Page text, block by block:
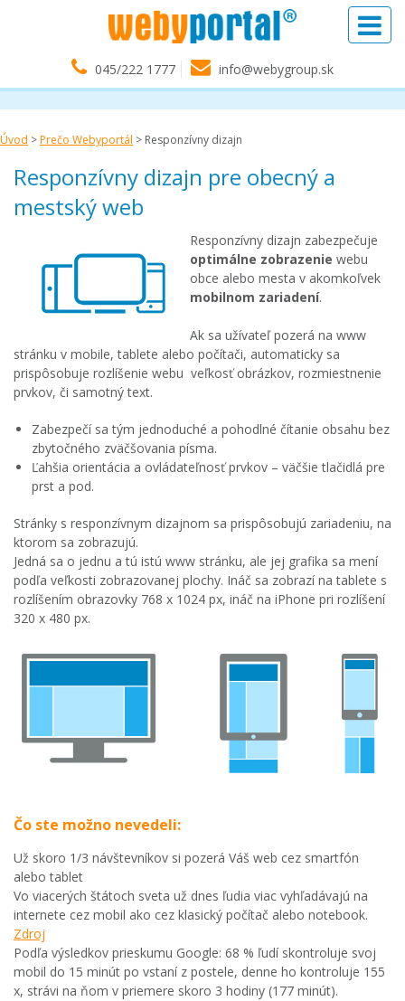
045/222 1777 info@webygroup.sk
Úvod >Prečo Webyportál > Responzívny dizajn
Responzívny dizajn pre obecný a
mestský web
Responzívny dizajn zabezpečuje
optimálne zobrazenie webu
obce alebo mesta v akomkoľvek
mobilnom zariadení.
Ak sa užívateľ pozerá na www
stránku v mobile, tablete alebo počítači, automaticky sa
prispôsobuje rozlíšenie webu veľkosť obrázkov, rozmiestnenie
prvkov, či samotný text.
Zabezpečí sa tým jednoduché a pohodlné čítanie obsahu bez
zbytočného zväčšovania písma.
Ľahšia orientácia a ovládateľnosť prvkov – väčšie tlačidlá pre
prst a pod.
Stránky s responzívnym dizajnom sa prispôsobujú zariadeniu, na
ktorom sa zobrazujú.
Jedná sa o jednu a tú istú www stránku, ale jej grafika sa mení
podľa veľkosti zobrazovanej plochy. Ináč sa zobrazí na tablete s
rozlíšením obrazovky 768 x 1024 px, ináč na iPhone pri rozlíšení
320 x 480 px.
Čo ste možno nevedeli:
Už skoro 1/3 návštevníkov si pozerá Váš web cez smartfón
alebo tablet
Vo viacerých štátoch sveta už dnes ľudia viac vyhľadávajú na
internete cez mobil ako cez klasický počítač alebo notebook.
Zdroj
Podľa výsledkov prieskumu Google: 68 % ľudí skontroluje svoj
mobil do 15 minút po vstaní z postele, denne ho kontroluje 155
x, strávi na ňom v priemere skoro 3 hodiny (177 minút).